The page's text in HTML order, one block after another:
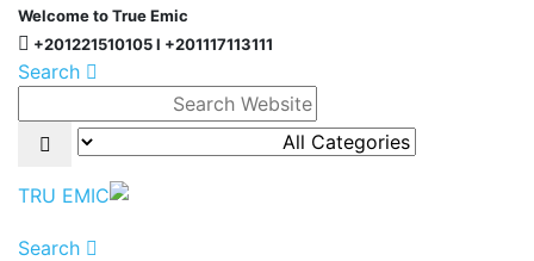
Welcome to True Emic
+201221510105 l +201117113111
Search
Search